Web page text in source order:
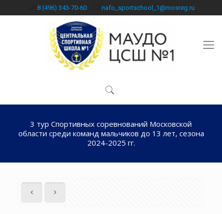
8 (496) 343-70-60 nafo_sportschool_1@mosreg.ru
3 тур Спортивных соревнований Московской
области среди команд мальчиков до 13 лет, сезона
2024-2025 гг.